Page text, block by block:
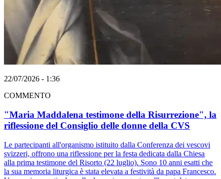
22/07/2026 - 1:36
COMMENTO
"Maria Maddalena testimone della Risurrezione", la
riflessione del Consiglio delle donne della CVS
Le partecipanti all'organismo istituito dalla Conferenza dei vescovi
svizzeri, offrono una riflessione per la festa dedicata dalla Chiesa
alla prima testimone del Risorto (22 luglio). Sono 10 anni esatti che
la sua memoria liturgica è stata elevata a festività da papa Francesco.